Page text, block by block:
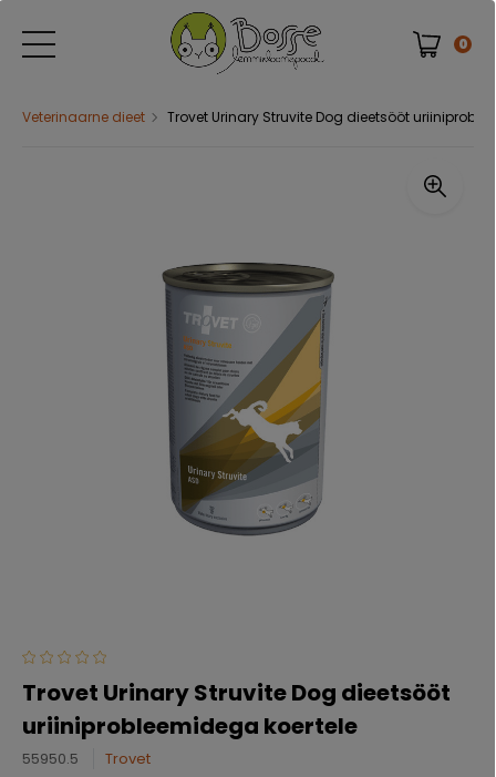
0
Veterinaarne dieet Trovet Urinary Struvite Dog dieetsööt
Trovet Urinary Struvite Dog dieetsööt
uriiniprobleemidega koertele
55950.5 Trovet